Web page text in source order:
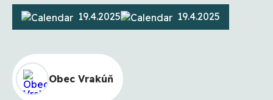
19.4.2025 19.4.2025
Obec Vrakúň